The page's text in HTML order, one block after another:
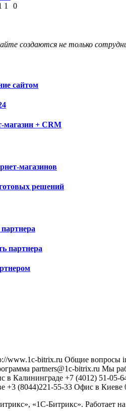
1
0
создаются не только
сайтом
магазин + CRM
магазинов
решений
партнера
www.1c-bitrix.ru Общие вопросы
partners@1c-bitrix.ru Мы
в Калининграде +7 (4012) 51-05-
+3 (8044)221-55-33 Офис в Киеве
«1С-Битрикс». Работает